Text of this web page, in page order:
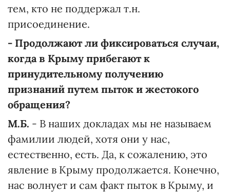
тем, кто не поддержал т.н.
присоединение.
- Продолжают ли фиксироваться случаи,
когда в Крыму прибегают к
принудительному получению
признаний путем пыток и жестокого
обращения?
М.Б. - В наших докладах мы не называем
фамилии людей, хотя они у нас,
естественно, есть. Да, к сожалению, это
явление в Крыму продолжается. Конечно,
нас волнует и сам факт пыток в Крыму, и